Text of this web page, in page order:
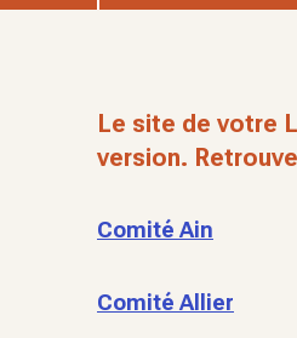
Le site de votre
version.
Comité Ain
Comité Allier